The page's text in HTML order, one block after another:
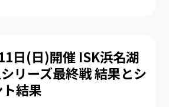
日(日)開催 ISK浜名湖
リーズ最終戦 結果とシ
結果